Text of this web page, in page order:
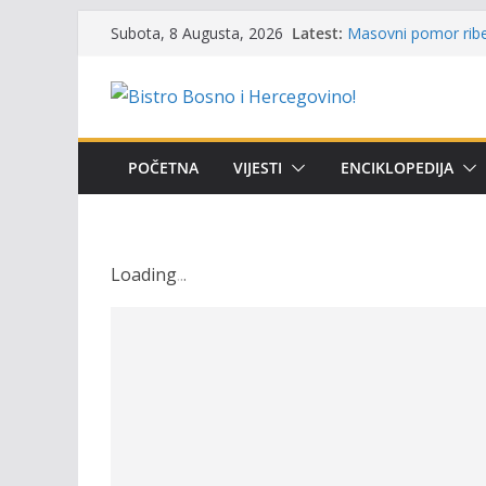
Skip
content
Subota, 8 Augusta, 2026 Latest: Masovni pomor
Poziv za učešće u
Obavještenje
osobe sa
POČETNA VIJESTI ENCIKLOPEDIJA
Loading...